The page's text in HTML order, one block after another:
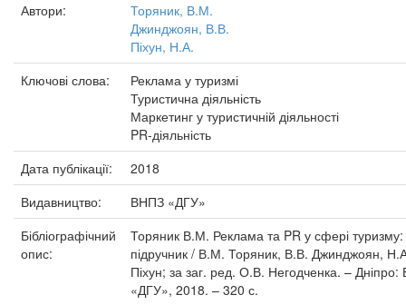
Автори:
Торяник, В.М.
Джинджоян, В.В.
Піхун, Н.А.
Ключові слова:
Реклама у туризмі
Туристична діяльність
Маркетинг у туристичній діяльності
PR-діяльність
Дата публікації:
2018
Видавництво:
ВНПЗ «ДГУ»
Бібліографічний
опис:
Торяник В.М. Реклама та PR у сфері туризму:
підручник / В.М. Торяник, В.В. Джинджоян,
Піхун; за заг. ред. О.В. Негодченка. –
«ДГУ», 2018. – 320 с.